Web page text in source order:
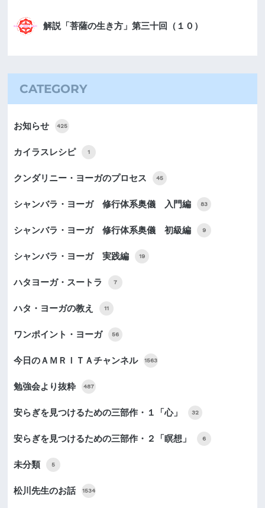
解説「菩薩の生き方」第三十回（１０）
CATEGORY
お知らせ 425
カイラスレシピ 1
クンダリニー・ヨーガのプロセス 45
シャンバラ・ヨーガ 修行体系奥儀 入門編 83
シャンバラ・ヨーガ 修行体系奥儀 初級編 9
シャンバラ・ヨーガ 実践編 19
ハタヨーガ・スートラ 7
ハタ・ヨーガの教え 11
ワンポイント・ヨーガ 56
今日のＡＭＲＩＴＡチャンネル 1563
勉強会より抜粋 487
安らぎを見つけるための三部作・１「心」 32
安らぎを見つけるための三部作・２「瞑想」 6
未分類 5
松川先生のお話 1534